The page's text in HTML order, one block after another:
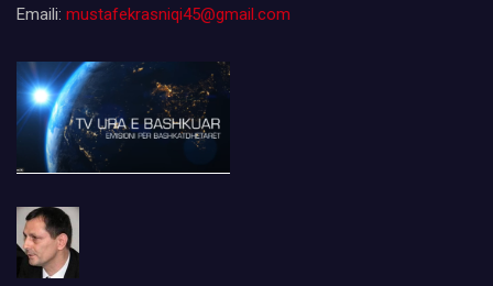
Emaili: mustafekrasniqi45@gmail.com